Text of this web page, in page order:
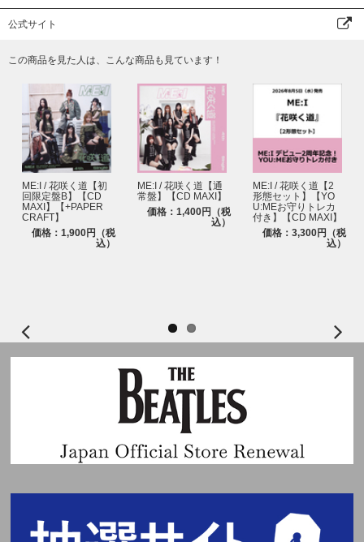
公式サイト
この商品を見た人は、こんな商品も見ています！
ME:I / 花咲く道【初
回限定盤B】【CD
MAXI】【+PAPER
CRAFT】
価格：1,900円（税
込）
ME:I / 花咲く道【通
常盤】【CD MAXI】
価格：1,400円（税
込）
ME:I / 花咲く道【2
形態セット】【YO
U:MEお守りトレカ
付き】【CD MAXI】
価格：3,300円（税
込）